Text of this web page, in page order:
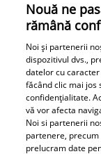
Observator
Nouă ne
rămână
Noi și partenerii
dispozitivul dvs.,
datelor cu
făcând clic mai jos
confidențialitate.
vă vor afecta
Noi si partenerii
partenere,
prelucram date